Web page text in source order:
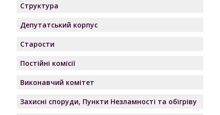
Структура
Депутатський корпус
Старости
Постійні комісії
Виконавчий комітет
Захисні споруди, Пункти Незламності та обігріву